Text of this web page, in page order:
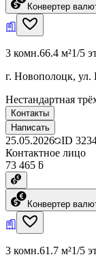
Конвертер
3 комн.66.4 м²1/5
г. Новополоцк, ул.
Нестандартная
Контакты
Написать
25.05.2026 ID
Контактное лицо
73 465 ƃ
Конвертер
3 комн.61.7 м²1/5